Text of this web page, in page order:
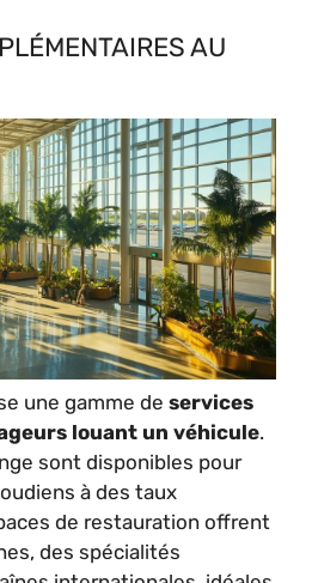
AU
une gamme de services
louant un véhicule.
sont disponibles pour
à des taux
de restauration offrent
des spécialités